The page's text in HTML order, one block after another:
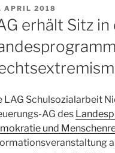
APRIL 2018
erhält Sitz
LAG Schulsozialarbeit
AG des
und